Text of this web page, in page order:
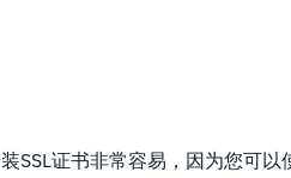
SSL证书非常容易，因为您可以